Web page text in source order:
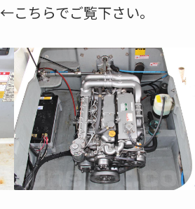
←こちらでご覧下さい。